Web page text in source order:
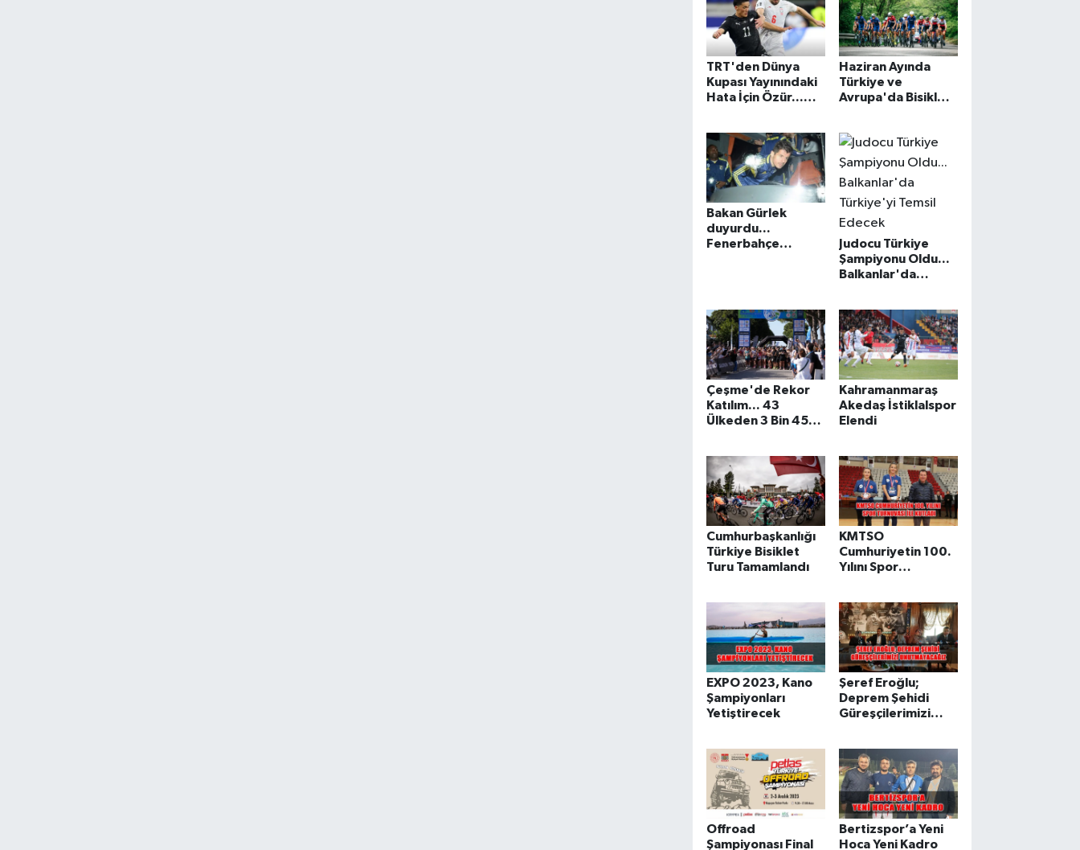
TRT'den Dünya
Kupası Yayınındaki
Hata İçin Özür...
Haziran Ayında
Türkiye ve
Avrupa'da Bisiklet
Bakan Gürlek
duyurdu...
Fenerbahçe
Judocu Türkiye
Şampiyonu Oldu...
Balkanlar'da
Çeşme'de Rekor
Katılım... 43
Ülkeden 3 Bin 450
Kahramanmaraş
Akedaş İstiklalspor
Elendi
Cumhurbaşkanlığı
Türkiye Bisiklet
Turu Tamamlandı
KMTSO
Cumhuriyetin 100.
Yılını Spor
EXPO 2023, Kano
Şampiyonları
Yetiştirecek
Şeref Eroğlu;
Deprem Şehidi
Güreşçilerimizi
Offroad
Şampiyonası Final
Bertizspor’a Yeni
Hoca Yeni Kadro